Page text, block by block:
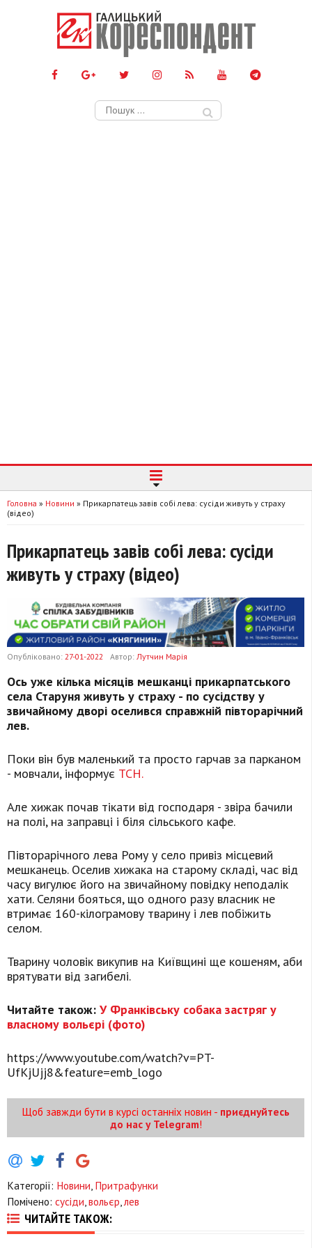
Пошук:
Головна » Новини » Прикарпатець завів собі лева: сусіди живуть у страху
(відео)
Прикарпатець завів собі лева: сусіди
живуть у страху (відео)
Опубліковано: 27-01-2022 Автор: Лутчин Марія
Ось уже кілька місяців мешканці прикарпатського
села Старуня живуть у страху - по сусідству у
звичайному дворі оселився справжній півторарічний
лев.
Поки він був маленький та просто гарчав за парканом
- мовчали, інформує ТСН.
Але хижак почав тікати від господаря - звіра бачили
на полі, на заправці і біля сільського кафе.
Півторарічного лева Рому у село привіз місцевий
мешканець. Оселив хижака на старому складі, час від
часу вигулює його на звичайному повідку неподалік
хати. Селяни бояться, що одного разу власник не
втримає 160-кілограмову тварину і лев побіжить
селом.
Тварину чоловік викупив на Київщині ще кошеням, аби
врятувати від загибелі.
Читайте також: У Франківську собака застряг у
власному вольєрі (фото)
https://www.youtube.com/watch?v=PT-
UfKjUjj8&feature=emb_logo
Щоб завжди бути в курсі останніх новин - приєднуйтесь
до нас у Telegram!
Категорії: Новини Притрафунки
Помічено: сусіди вольєр лев
ЧИТАЙТЕ ТАКОЖ: